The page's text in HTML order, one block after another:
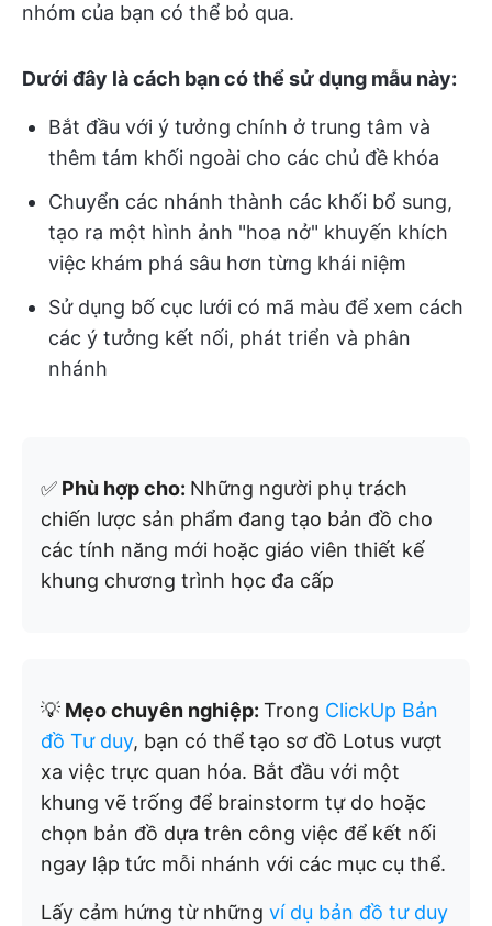
nhóm của bạn có thể bỏ qua.
Dưới đây là cách bạn có thể sử dụng mẫu này:
Bắt đầu với ý tưởng chính ở trung tâm và
thêm tám khối ngoài cho các chủ đề khóa
Chuyển các nhánh thành các khối bổ sung,
tạo ra một hình ảnh "hoa nở" khuyến khích
việc khám phá sâu hơn từng khái niệm
Sử dụng bố cục lưới có mã màu để xem cách
các ý tưởng kết nối, phát triển và phân
nhánh
✅ Phù hợp cho: Những người phụ trách
chiến lược sản phẩm đang tạo bản đồ cho
các tính năng mới hoặc giáo viên thiết kế
khung chương trình học đa cấp
💡 Mẹo chuyên nghiệp: Trong ClickUp Bản
đồ Tư duy, bạn có thể tạo sơ đồ Lotus vượt
xa việc trực quan hóa. Bắt đầu với một
khung vẽ trống để brainstorm tự do hoặc
chọn bản đồ dựa trên công việc để kết nối
ngay lập tức mỗi nhánh với các mục cụ thể.
Lấy cảm hứng từ những ví dụ bản đồ tư duy